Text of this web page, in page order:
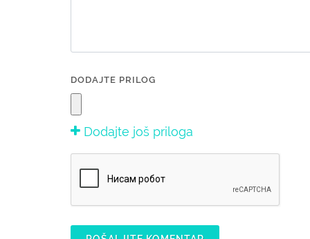
DODAJTE PRILOG
Dodajte još priloga